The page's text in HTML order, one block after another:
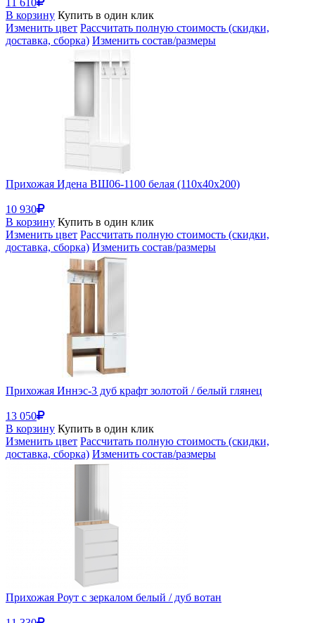
11 610
В корзину Купить в один клик
Изменить цвет Рассчитать полную стоимость (скидки,
доставка, сборка) Изменить состав/размеры
Прихожая Идена ВШ06-1100 белая (110x40x200)
10 930
В корзину Купить в один клик
Изменить цвет Рассчитать полную стоимость (скидки,
доставка, сборка) Изменить состав/размеры
Прихожая Иннэс-3 дуб крафт золотой / белый глянец
13 050
В корзину Купить в один клик
Изменить цвет Рассчитать полную стоимость (скидки,
доставка, сборка) Изменить состав/размеры
Прихожая Роут с зеркалом белый / дуб вотан